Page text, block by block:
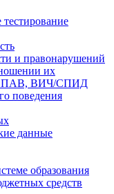
и правонарушений
их
ПАВ, ВИЧ/СПИД
поведения
данные
образования
средств